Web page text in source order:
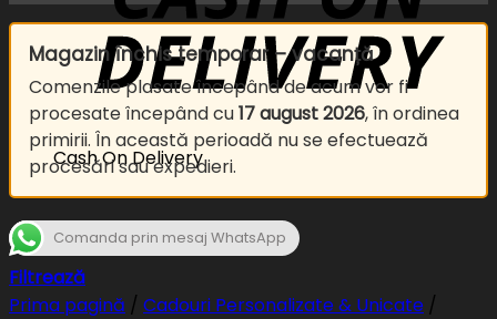
Cash On Delivery
Magazin închis temporar – vacanță
Comenzile plasate începând de acum vor fi
procesate începând cu17 august 2026, în ordinea
primirii. În această perioadă nu se efectuează
procesări sau expedieri.
Comanda prin mesaj WhatsApp
Filtrează
Prima pagină / Cadouri Personalizate & Unicate /